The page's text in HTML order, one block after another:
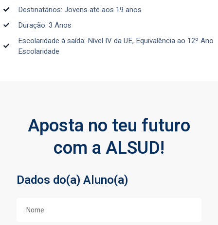
Destinatários: Jovens até aos 19 anos
Duração: 3 Anos
Escolaridade à saída: Nível IV da UE, Equivalência ao 12º Ano
Escolaridade
Aposta no teu futuro
com a ALSUD!
Dados do(a) Aluno(a)